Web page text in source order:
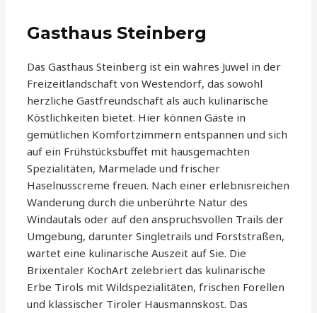
Gasthaus Steinberg
Das Gasthaus Steinberg ist ein wahres Juwel in der
Freizeitlandschaft von Westendorf, das sowohl
herzliche Gastfreundschaft als auch kulinarische
Köstlichkeiten bietet. Hier können Gäste in
gemütlichen Komfortzimmern entspannen und sich
auf ein Frühstücksbuffet mit hausgemachten
Spezialitäten, Marmelade und frischer
Haselnusscreme freuen. Nach einer erlebnisreichen
Wanderung durch die unberührte Natur des
Windautals oder auf den anspruchsvollen Trails der
Umgebung, darunter Singletrails und Forststraßen,
wartet eine kulinarische Auszeit auf Sie. Die
Brixentaler KochArt zelebriert das kulinarische
Erbe Tirols mit Wildspezialitäten, frischen Forellen
und klassischer Tiroler Hausmannskost. Das